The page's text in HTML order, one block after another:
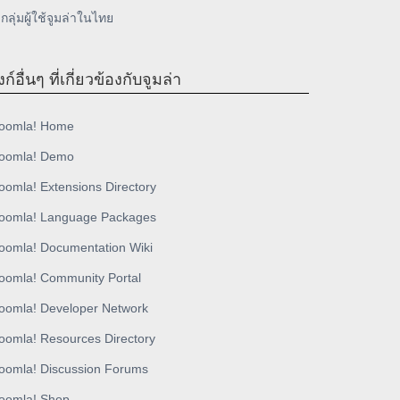
กลุ่มผู้ใช้จูมล่าในไทย
ก์อื่นๆ ที่เกี่ยวข้องกับจูมล่า
Home
Demo
Extensions Directory
Language Packages
Documentation Wiki
Community Portal
Developer Network
Resources Directory
Discussion Forums